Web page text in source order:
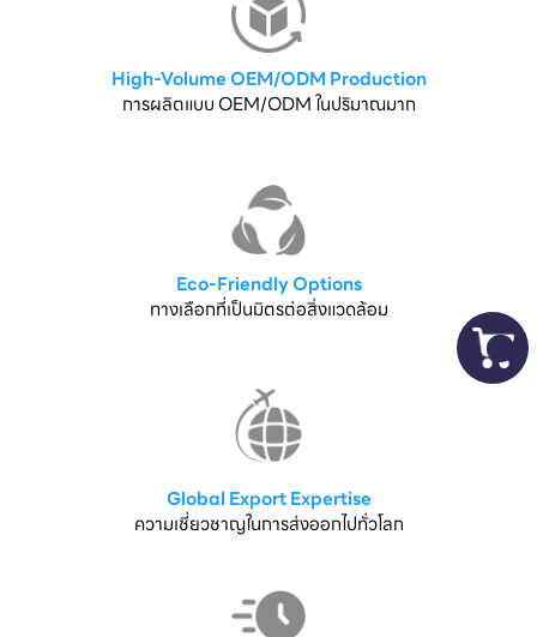
High-Volume OEM/ODM Production
การผลิตแบบ OEM/ODM ในปริมาณมาก
Eco-Friendly Options
ทางเลือกที่เป็นมิตรต่อสิ่งแวดล้อม
Global Export Expertise
ความเชี่ยวชาญในการส่งออกไปทั่วโลก